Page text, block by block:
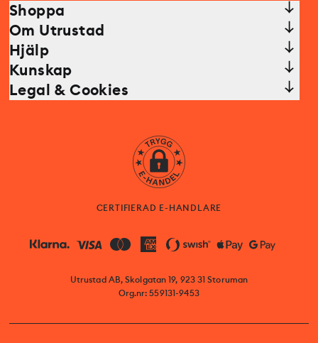
Shoppa
Om Utrustad
Hjälp
Kunskap
Legal & Cookies
CERTIFIERAD E-HANDLARE
Utrustad AB, Skolgatan 19, 923 31 Storuman
Org.nr: 559131-9453